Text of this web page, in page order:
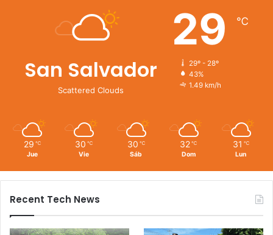
San Salvador
Scattered Clouds
29 ℃
29º - 28º
43%
1.49 km/h
29 ℃
Jue
30 ℃
Vie
30 ℃
Sáb
32 ℃
Dom
31 ℃
Lun
Recent Tech News